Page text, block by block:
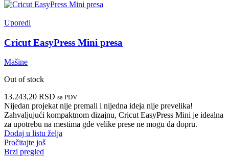
Uporedi
Cricut EasyPress Mini presa
Mašine
Out of stock
13.243,20 RSD sa PDV
Nijedan projekat nije premali i nijedna ideja nije prevelika!
Zahvaljujući kompaktnom dizajnu, Cricut EasyPress Mini je idealna
za upotrebu na mestima gde velike prese ne mogu da dopru.
Dodaj u listu želja
Pročitajte još
Brzi pregled